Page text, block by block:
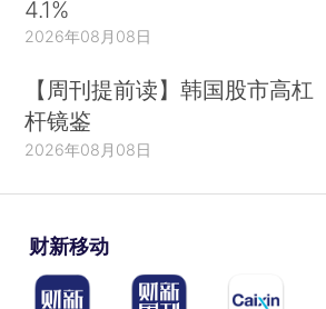
4.1%
2026年08月08日
【周刊提前读】韩国股市高杠
杆镜鉴
2026年08月08日
财新移动